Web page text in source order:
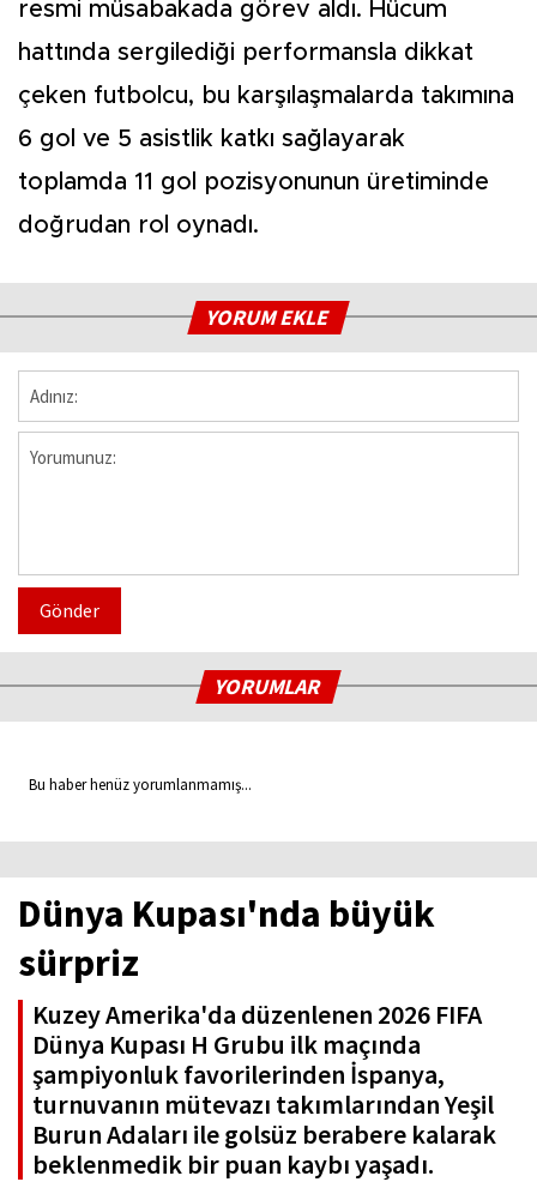
resmi müsabakada görev aldı. Hücum
hattında sergilediği performansla dikkat
çeken futbolcu, bu karşılaşmalarda takımına
6 gol ve 5 asistlik katkı sağlayarak
toplamda 11 gol pozisyonunun üretiminde
doğrudan rol oynadı.
YORUM EKLE
Gönder
YORUMLAR
Bu haber henüz yorumlanmamış...
Dünya Kupası'nda büyük
sürpriz
Kuzey Amerika'da düzenlenen 2026 FIFA
Dünya Kupası H Grubu ilk maçında
şampiyonluk favorilerinden İspanya,
turnuvanın mütevazı takımlarından Yeşil
Burun Adaları ile golsüz berabere kalarak
beklenmedik bir puan kaybı yaşadı.